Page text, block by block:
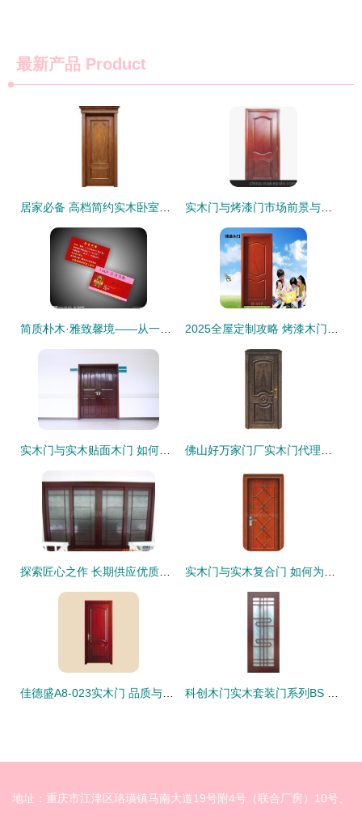
最新产品 Product
地址：重庆市江津区珞璜镇马南大道19号附4号（联合厂房）10号、